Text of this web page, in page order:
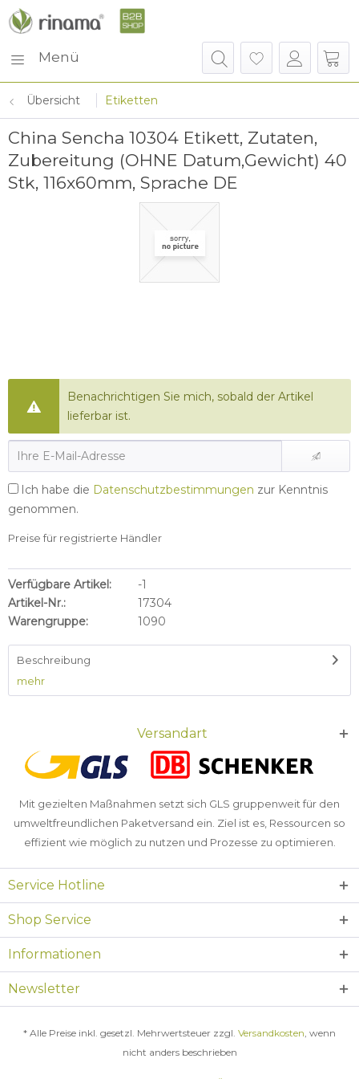
Menü
Übersicht Etiketten
China Sencha 10304 Etikett, Zutaten,
Zubereitung (OHNE Datum,Gewicht) 40
Stk, 116x60mm, Sprache DE
Benachrichtigen Sie mich, sobald der Artikel
lieferbar ist.
Ich habe die Datenschutzbestimmungen zur Kenntnis
genommen.
Preise für registrierte Händler
Verfügbare Artikel:
-1
Artikel-Nr.:
17304
Warengruppe:
1090
Beschreibung
mehr
Versandart
Mit gezielten Maßnahmen setzt sich GLS gruppenweit für den
umweltfreundlichen Paketversand ein. Ziel ist es, Ressourcen so
effizient wie möglich zu nutzen und Prozesse zu optimieren.
Service Hotline
Shop Service
Informationen
Newsletter
* Alle Preise inkl. gesetzl. Mehrwertsteuer zzgl. Versandkosten, wenn
nicht anders beschrieben